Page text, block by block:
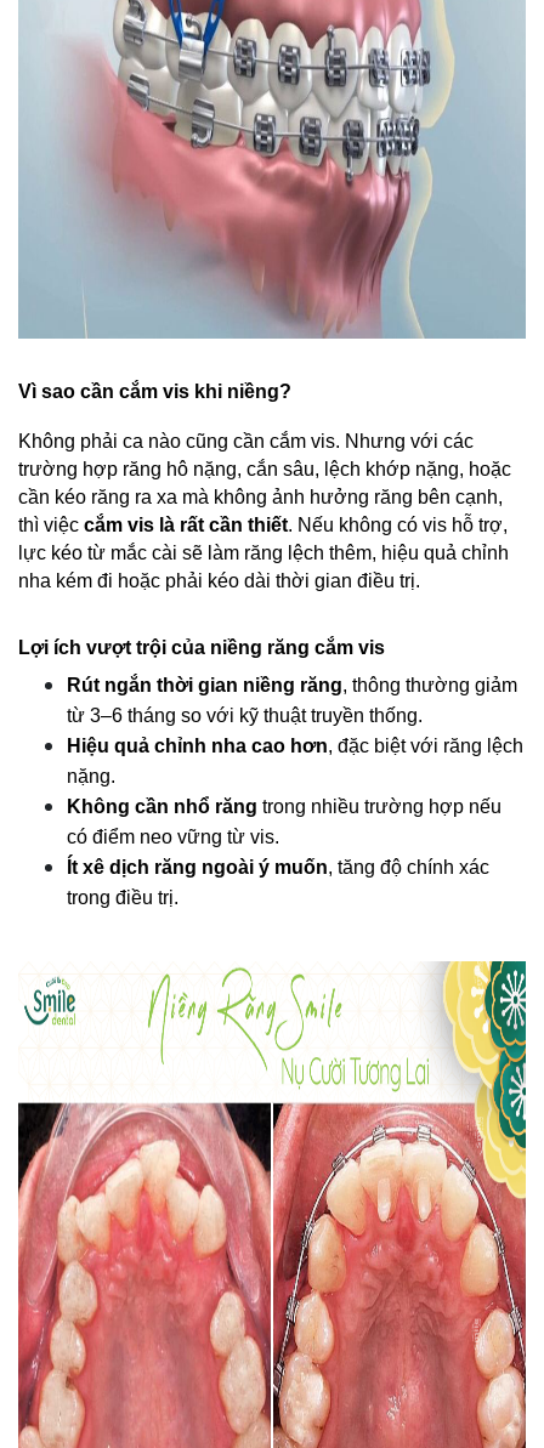
Vì sao cần cắm vis khi niềng?
Không phải ca nào cũng cần cắm vis. Nhưng với các
trường hợp răng hô nặng, cắn sâu, lệch khớp nặng, hoặc
cần kéo răng ra xa mà không ảnh hưởng răng bên cạnh,
thì việc cắm vis là rất cần thiết. Nếu không có vis hỗ trợ,
lực kéo từ mắc cài sẽ làm răng lệch thêm, hiệu quả chỉnh
nha kém đi hoặc phải kéo dài thời gian điều trị.
Lợi ích vượt trội của niềng răng cắm vis
Rút ngắn thời gian niềng răng, thông thường giảm
từ 3–6 tháng so với kỹ thuật truyền thống.
Hiệu quả chỉnh nha cao hơn, đặc biệt với răng lệch
nặng.
Không cần nhổ răng trong nhiều trường hợp nếu
có điểm neo vững từ vis.
Ít xê dịch răng ngoài ý muốn, tăng độ chính xác
trong điều trị.